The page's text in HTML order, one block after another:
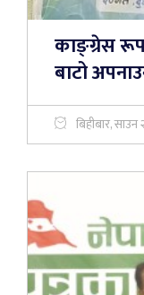
काङ्ग्रेस
बाटो
बिहीबार,